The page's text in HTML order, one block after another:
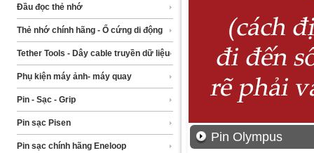
Đầu đọc thẻ nhớ
Thẻ nhớ chính hãng - Ổ cứng di động
Tether Tools - Dây cable truyền dữ liệu
Phụ kiện máy ảnh- máy quay
Pin - Sạc - Grip
Pin sạc Pisen
Pin sạc chính hãng Eneloop
Pin Olympus